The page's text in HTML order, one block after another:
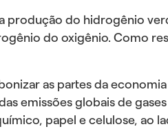
produção do hidrogênio
do oxigênio. Como
as partes da
emissões globais de
papel e celulose, ao